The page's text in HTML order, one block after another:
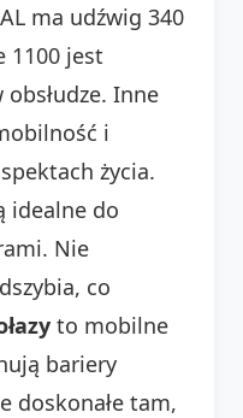
ma udźwig 340
1100 jest
Inne
i
życia.
idealne do
Nie
co
to mobilne
bariery
doskonałe tam,